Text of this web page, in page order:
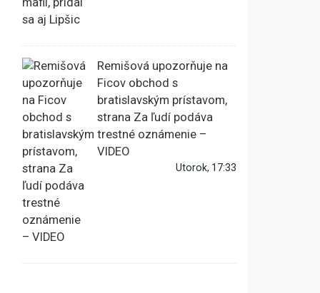
Remišová upozorňuje na
Ficov obchod s
bratislavským prístavom,
strana Za ľudí podáva
trestné oznámenie –
VIDEO
Utorok, 17:33